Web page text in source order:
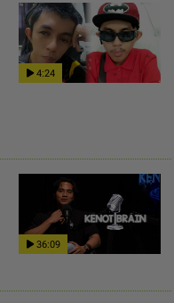
4:24
36:09